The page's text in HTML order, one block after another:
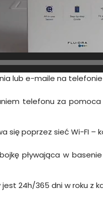
lub e-maile na telefonie
telefonu za
poprzez sieć Wi-FI –
bojkę pływająca w
jest 24h/365 dni w roku z